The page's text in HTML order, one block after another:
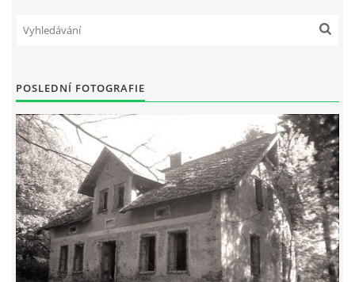
POSLEDNÍ FOTOGRAFIE